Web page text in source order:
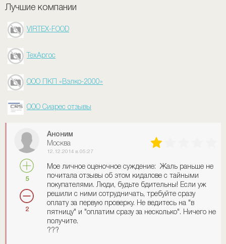
Лучшие компании
VIRTEX-FOOD
ТехАргос
ООО ПКП «Вэлко-2000»
ООО Сиарес отзывы
5
2
Аноним
Москва
12.12.2014 в 05:27
Мое личное оценочное суждение: Жаль раньше не
почитала отзывы об этом кидалове с тайными
покупателями. Люди, будьте бдительны! Если уж
решили с ними сотрудничать, требуйте сразу
оплату за первую проверку. Не ведитесь на "в
пятницу" и "оплатим сразу за несколько". Ничего не
получите.
???